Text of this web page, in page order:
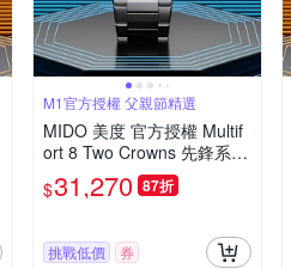
M1官方授權 父親節精選
MIDO 美度 官方授權 Multif
ort 8 Two Crowns 先鋒系列
幾何八角機械錶 寵爸時刻
送禮推薦-灰 M0475071108
$31,270 87折
挑戰低價 券